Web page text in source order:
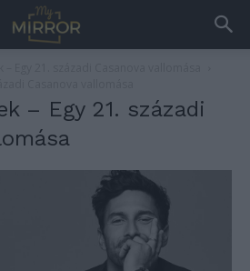
– Egy 21. századi